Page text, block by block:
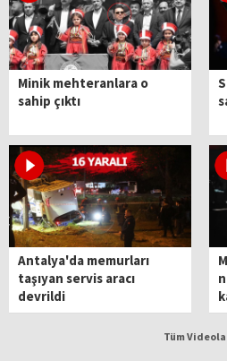
Minik mehteranlara o
sahip çıktı
Antalya'da memurları
taşıyan servis aracı
devrildi
Tüm